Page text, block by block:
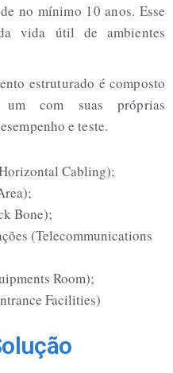
no mínimo 10 anos. Esse
vida útil de ambientes
estruturado é composto
com suas próprias
e teste.
Cabling);
Bone);
(Telecommunications
Room);
Facilities)